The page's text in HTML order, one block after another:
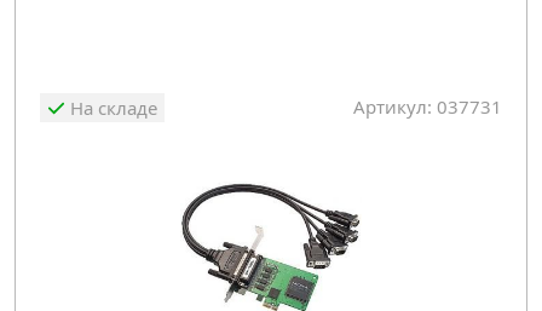
На складе Артикул: 037731